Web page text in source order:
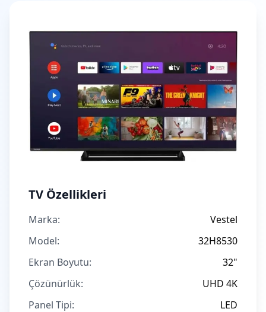
TV Özellikleri
Marka:
Vestel
Model:
32H8530
Ekran Boyutu:
32"
Çözünürlük:
UHD 4K
Panel Tipi:
LED